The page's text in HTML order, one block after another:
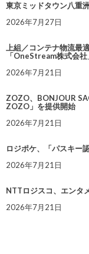
東京ミッドタウン八重
2026年7月27日
上組／コンテナ物流最
「OneStream株式会
2026年7月21日
ZOZO、BONJOUR
ZOZO」を提供開始
2026年7月21日
ロジポケ、「パスキー
2026年7月21日
NTTロジスコ、エンタ
2026年7月21日